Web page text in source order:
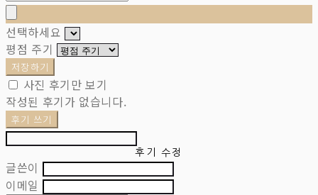
선택하세요
평점 주기
저장하기
사진 후기만 보기
작성된 후기가 없습니다.
후기 쓰기
후기 수정
글쓴이
이메일